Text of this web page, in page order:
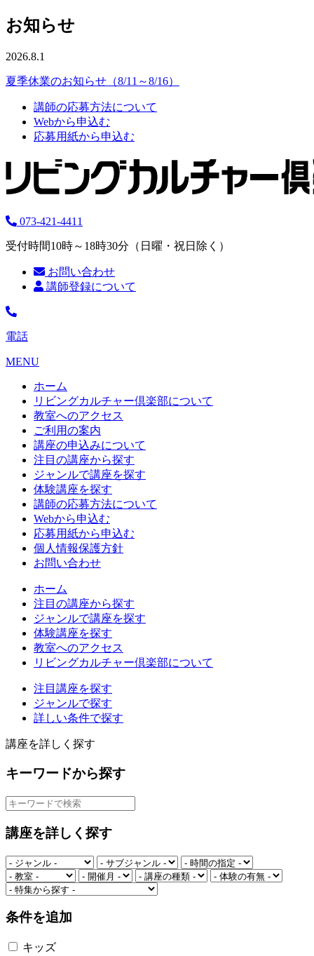
お知らせ
2026.8.1
夏季休業のお知らせ（8/11～8/16）
講師の応募方法について
Webから申込む
応募用紙から申込む
073-421-4411
受付時間10時～18時30分（日曜・祝日除く）
お問い合わせ
講師登録について
電話
MENU
ホーム
リビングカルチャー倶楽部について
教室へのアクセス
ご利用の案内
講座の申込みについて
注目の講座から探す
ジャンルで講座を探す
体験講座を探す
講師の応募方法について
Webから申込む
応募用紙から申込む
個人情報保護方針
お問い合わせ
ホーム
注目の講座から探す
ジャンルで講座を探す
体験講座を探す
教室へのアクセス
リビングカルチャー倶楽部について
注目講座を探す
ジャンルで探す
詳しい条件で探す
講座を詳しく探す
キーワードから探す
講座を詳しく探す
条件を追加
キッズ